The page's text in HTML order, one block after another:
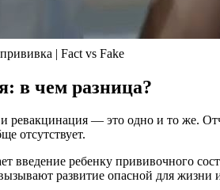
| Fact vs Fake
в чем разница?
ревакцинация — это одно и то же.
отсутствует.
введение ребенку прививочного
развитие опасной для жизни